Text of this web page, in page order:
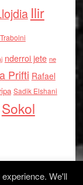
Ilir
nderroi jete ne
Prifti Rafael
Sadik Elshani
Sokol
We'll